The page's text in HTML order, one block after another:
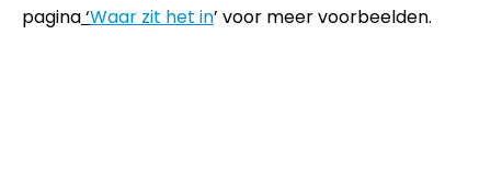
pagina‘Waar zit het in’ voor meer voorbeelden.